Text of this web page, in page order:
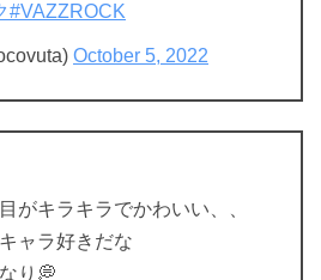
#VAZZROCK
October 5, 2022
がキラキラでかわいい、、
ャラ好きだな
り💭